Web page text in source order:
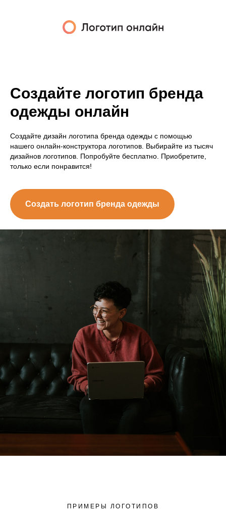
Создайте логотип бренда
одежды онлайн
Создайте дизайн логотипа бренда одежды с помощью
нашего онлайн-конструктора логотипов. Выбирайте из тысяч
дизайнов логотипов. Попробуйте бесплатно. Приобретите,
только если понравится!
Создать логотип бренда одежды
ПРИМЕРЫ ЛОГОТИПОВ